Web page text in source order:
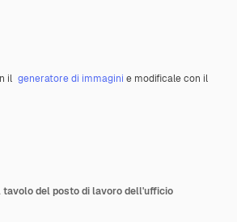
il generatore di immagini e modificale con il
tavolo del posto di lavoro dell'ufficio